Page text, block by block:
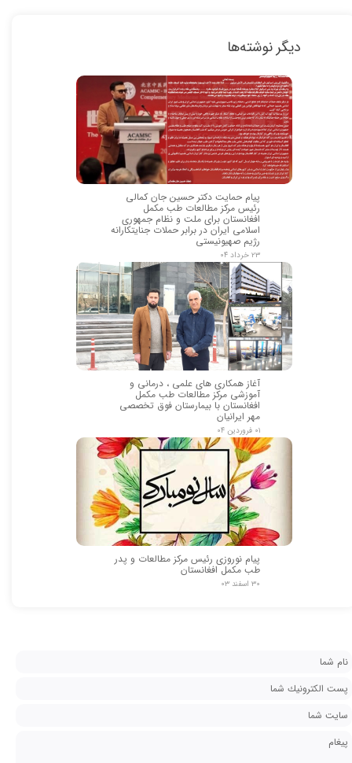
دیگر نوشته‌ها
پیام حمایت دکتر حسین جان کمالی
رئیس مرکز مطالعات طب مکمل
افغانستان برای ملت و نظام جمهوری
اسلامی ایران در برابر حملات جنایتکارانه
رژیم صهیونیستی
۲۳ خرداد ۰۴
آغاز همکاری های علمی ، درمانی و
آموزشی مرکز مطالعات طب مکمل
افغانستان با بیمارستان فوق تخصصی
مهر ایرانیان
۰۱ فروردین ۰۴
پیام نوروزی رئیس مرکز مطالعات و پدر
طب مکمل افغانستان
۳۰ اسفند ۰۳